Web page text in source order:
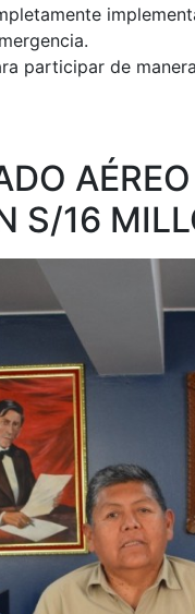
participar de
S/16